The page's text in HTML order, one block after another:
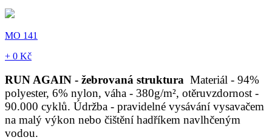
MO 141
+ 0 Kč
RUN AGAIN - žebrovaná struktura Materiál - 94%
polyester, 6% nylon, váha - 380g/m², otěruvzdornost -
90.000 cyklů. Údržba - pravidelné vysávání vysavačem
na malý výkon nebo čištění hadříkem navlhčeným
vodou.